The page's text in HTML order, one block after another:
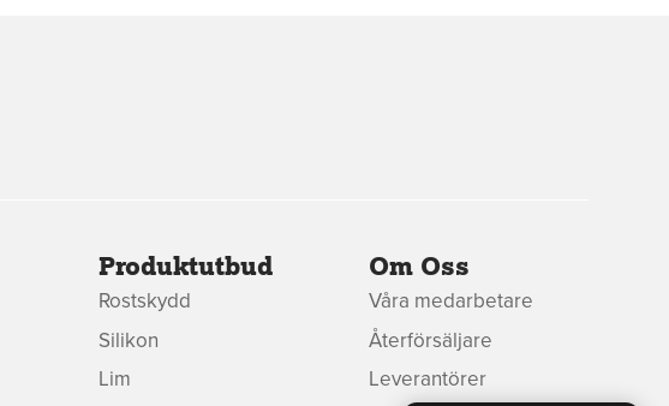
Produktutbud
Rostskydd
Silikon
Lim
Om Oss
Våra medarbetare
Återförsäljare
Leverantörer